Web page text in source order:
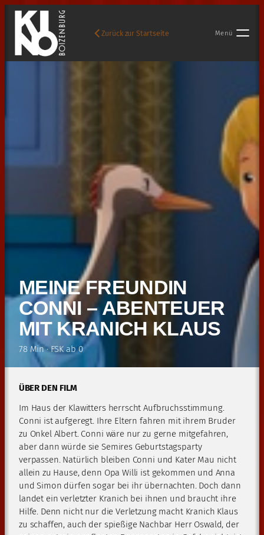
Zurück zur Startseite
MEINE FREUNDIN
CONNI – ABENTEUER
MIT KRANICH KLAUS
78 Min · FSK ab 0
ÜBER DEN FILM
Im Haus der Klawitters herrscht Aufbruchsstimmung.
Conni ist aufgeregt. Ihre Eltern fahren mit ihrem Bruder
zu Onkel Albert. Conni wäre nur zu gerne mitgefahren,
aber dann würde sie Semires Geburtstagsparty
verpassen. Natürlich bleiben Conni und Kater Mau nicht
allein zu Hause, denn Opa Willi ist gekommen und Anna
und Simon dürfen sogar bei ihr übernachten. Doch dann
landet ein verletzter Kranich bei ihnen und braucht ihre
Hilfe. Denn nicht nur die Verletzung macht Kranich Klaus
zu schaffen, auch der spießige Nachbar Herr Oswald, der